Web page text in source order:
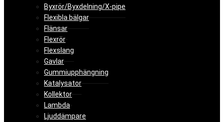
Byxrör/Byxdelning/X-pipe
Flexibla bälgar
Flänsar
Flexrör
Flexslang
Gavlar
Gummiupphängning
Katalysator
Kollektor
Lambda
Ljuddämpare